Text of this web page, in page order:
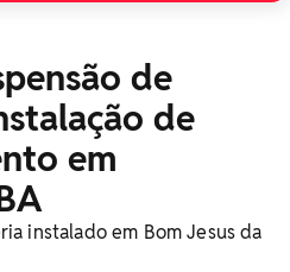
de
de
em
instalado em Bom Jesus da